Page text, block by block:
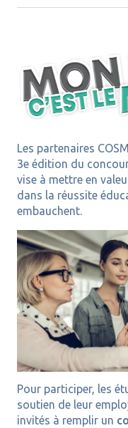
Les partenaires
3e édition du
vise à mettre en
dans la réussite
embauchent.
Pour participer, les
soutien de leur
invités à remplir un